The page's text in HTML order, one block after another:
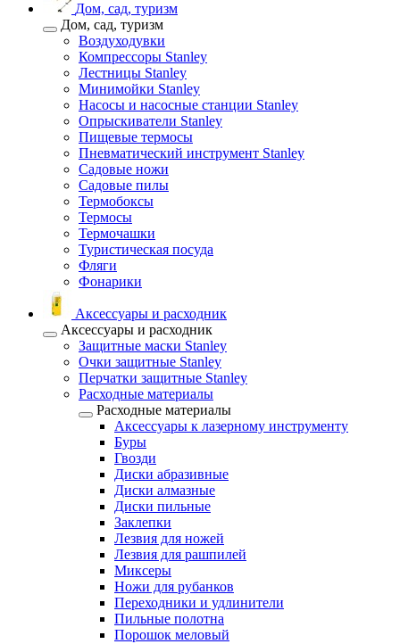
Дом, сад, туризм
Дом, сад, туризм
Воздуходувки
Компрессоры Stanley
Лестницы Stanley
Минимойки Stanley
Насосы и насосные станции Stanley
Опрыскиватели Stanley
Пищевые термосы
Пневматический инструмент Stanley
Садовые ножи
Садовые пилы
Термобоксы
Термосы
Термочашки
Туристическая посуда
Фляги
Фонарики
Аксессуары и расходник
Аксессуары и расходник
Защитные маски Stanley
Очки защитные Stanley
Перчатки защитные Stanley
Расходные материалы
Расходные материалы
Аксессуары к лазерному инструменту
Буры
Гвозди
Диски абразивные
Диски алмазные
Диски пильные
Заклепки
Лезвия для ножей
Лезвия для рашпилей
Миксеры
Ножи для рубанков
Переходники и удлинители
Пильные полотна
Порошок меловый